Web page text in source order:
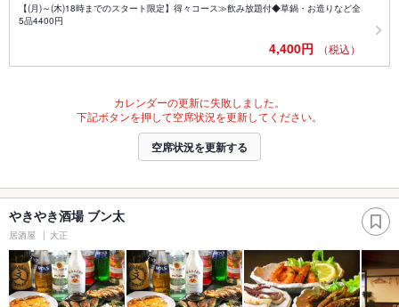
【(月)～(木)18時までのスタート限定】得々コース≫飲み放題付◆草鍋・お造りなど全
5品4400円
4,400円 （税込）
カレンダーの更新に失敗しました。
下記ボタンを押して空席状況を更新してください。
空席状況を更新する
やきやき酒場 ブン太
居酒屋 大正